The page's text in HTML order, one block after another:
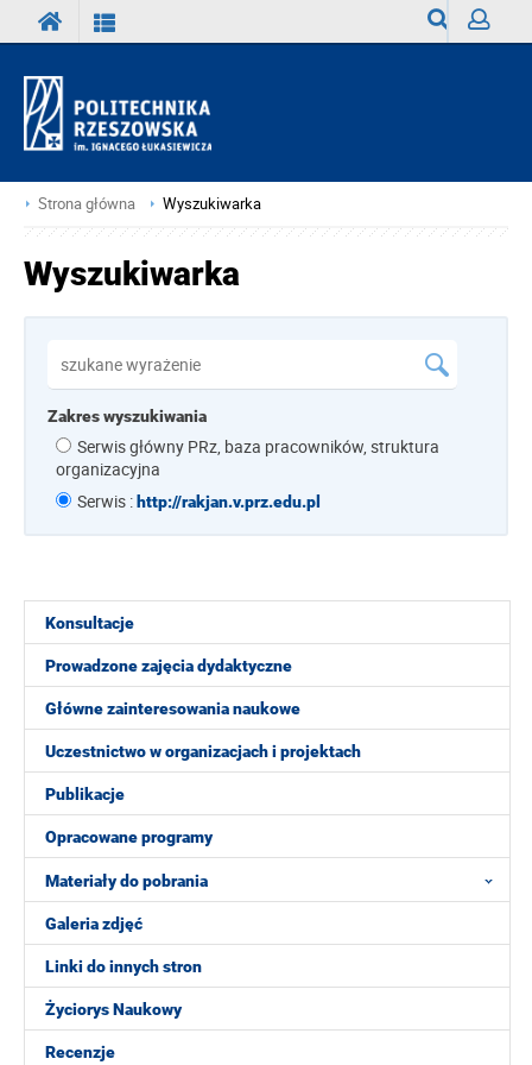
Strona główna Wyszukiwarka
Konsultacje
Prowadzone zajęcia dydaktyczne
Główne zainteresowania naukowe
Uczestnictwo w organizacjach i projektach
Publikacje
Opracowane programy
Materiały do pobrania
Galeria zdjęć
Linki do innych stron
Życiorys Naukowy
Recenzje
Wyszukiwarka
Zakres wyszukiwania
Serwis główny PRz, baza pracowników, struktura
organizacyjna
Serwis : http://rakjan.v.prz.edu.pl